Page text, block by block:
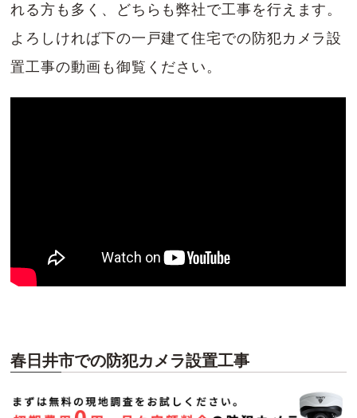
れる方も多く、どちらも弊社で工事を行えます。
よろしければ下の一戸建て住宅での防犯カメラ設
置工事の動画も御覧ください。
春日井市での防犯カメラ設置工事